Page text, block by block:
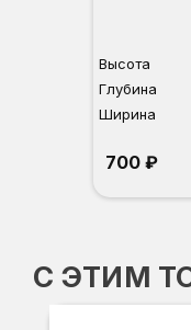
Высота
Глубина
Ширина
700 ₽
С ЭТИМ